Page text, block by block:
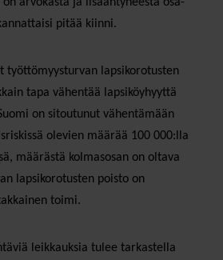
pitää kiinni.
työttömyysturvan lapsikorotusten
tapa vähentää lapsiköyhyyttä
on sitoutunut vähentämään
olevien määrää 100 000:lla
määrästä kolmasosan on oltava
lapsikorotusten poisto on
toimi.
leikkauksia tulee tarkastella